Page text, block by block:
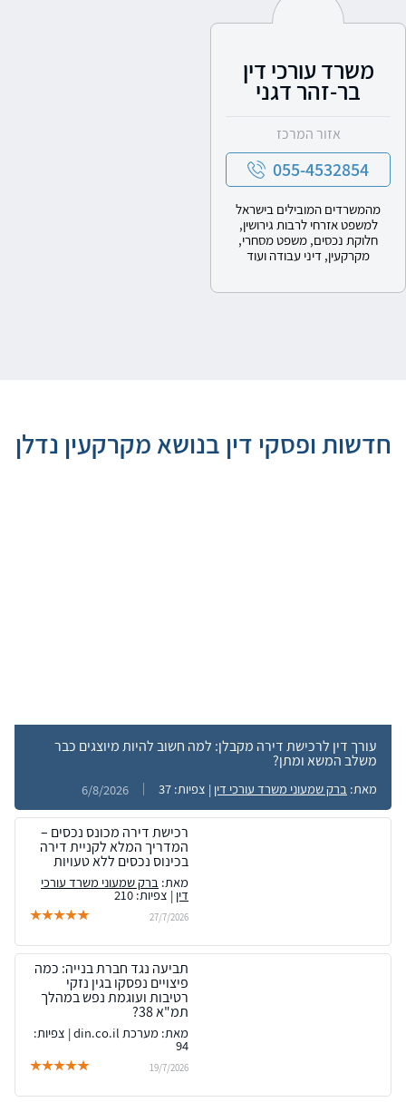
משרד עורכי דין
בר-זהר דגני
אזור המרכז
055-4532854
מהמשרדים המובילים בישראל
למשפט אזרחי לרבות גירושין,
חלוקת נכסים, משפט מסחרי,
מקרקעין, דיני עבודה ועוד
חדשות ופסקי דין בנושא מקרקעין נדלן
עורך דין לרכישת דירה מקבלן: למה חשוב להיות מיוצגים כבר
משלב המשא ומתן?
מאת: ברק שמעוני משרד עורכי דין | צפיות: 37 6/8/2026
רכישת דירה מכונס נכסים –
המדריך המלא לקניית דירה
בכינוס נכסים ללא טעויות
מאת: ברק שמעוני משרד עורכי
דין | צפיות: 210
27/7/2026
תביעה נגד חברת בנייה: כמה
פיצויים נפסקו בגין נזקי
רטיבות ועוגמת נפש במהלך
תמ"א 38?
מאת: מערכת din.co.il | צפיות:
94
19/7/2026